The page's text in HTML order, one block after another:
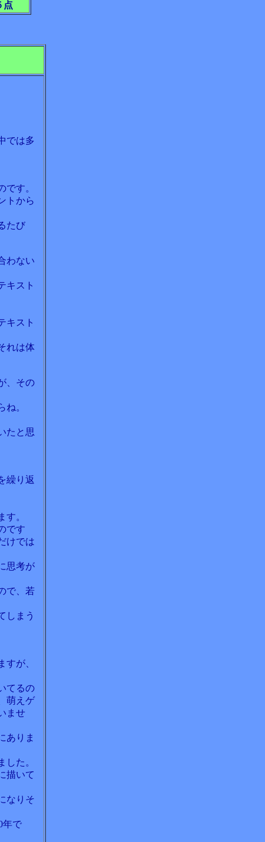
点
では多
す。
トから
たび
わない
キスト
キスト
れは体
、その
。
たと思
繰り返
。
です
けでは
思考が
で、若
しまう
が、
てるの
萌えゲ
ませ
ありま
た。
描いて
なりそ
年で